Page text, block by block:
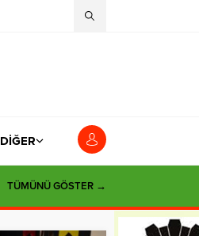
DİĞER
TÜMÜNÜ GÖSTER →